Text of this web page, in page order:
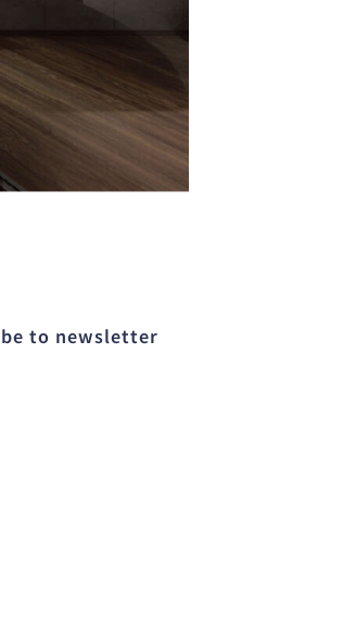
to newsletter​